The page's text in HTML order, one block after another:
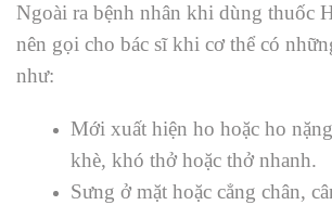
Ngoài ra bệnh nhân khi dùng thuốc
nên gọi cho bác sĩ khi cơ thể có
như:
Mới xuất hiện ho hoặc ho
khè, khó thở hoặc thở nhanh.
Sưng ở mặt hoặc cẳng chân,